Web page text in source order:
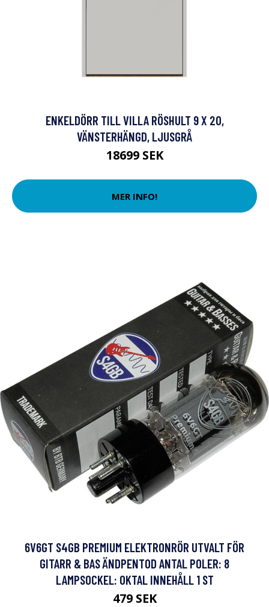
ENKELDÖRR TILL VILLA RÖSHULT 9 X 20,
VÄNSTERHÄNGD, LJUSGRÅ
18699 SEK
MER INFO!
6V6GT S4GB PREMIUM ELEKTRONRÖR UTVALT FÖR
GITARR & BAS ÄNDPENTOD ANTAL POLER: 8
LAMPSOCKEL: OKTAL INNEHÅLL 1 ST
479 SEK